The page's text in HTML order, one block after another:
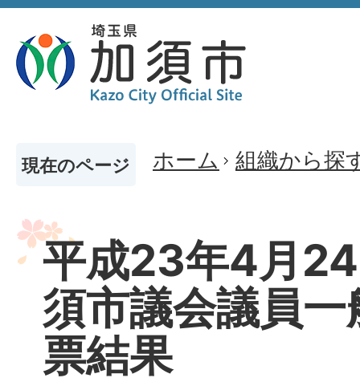
現在のページ ホーム 組織から探
平成23年4月
須市議会議員
票結果